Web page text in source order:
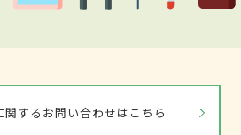
関するお問い合わせはこちら